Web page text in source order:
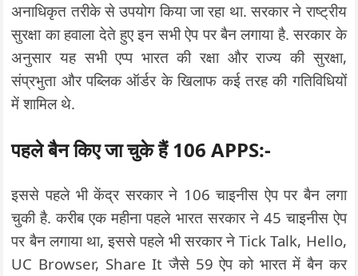
अनाधिकृत तरीके से उपयोग किया जा रहा था. सरकार ने राष्ट्रीय
सुरक्षा का हवाला देते हुए इन सभी ऐप पर बैन लगाया है. सरकार के
अनुसार यह सभी एप्प भारत की रक्षा और राज्य की सुरक्षा,
संप्रभुता और पब्लिक ऑर्डर के खिलाफ कई तरह की गतिविधियों
में शामिल थे.
पहले बैन किए जा चुके हैं 106 APPS:-
इससे पहले भी केंद्र सरकार ने 106 चाइनीस ऐप पर बैन लगा
चुकी है. करीब एक महीना पहले भारत सरकार ने 45 चाइनीस ऐप
पर बैन लगाया था, इससे पहले भी सरकार ने Tick Talk, Hello,
UC Browser, Share It जैसे 59 ऐप को भारत में बैन कर